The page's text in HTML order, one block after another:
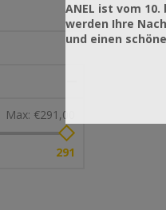
Expertly
our
Max: €291,00
291
ANEL ist vom
werden Ihre
und einen